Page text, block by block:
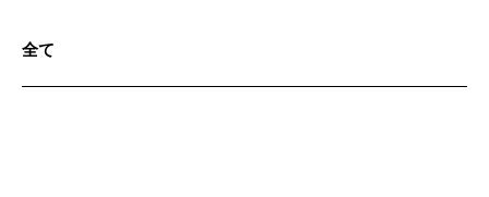
全て